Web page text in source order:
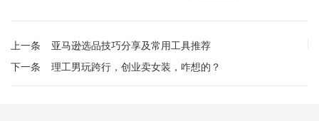
亚马逊选品技巧分享及常用工具推荐
上一条
理工男玩跨行，创业卖女装，咋想的？
下一条